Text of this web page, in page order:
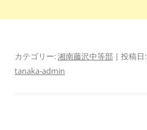
カテゴリー:湘南藤沢中等部 | 投稿日:
tanaka-admin